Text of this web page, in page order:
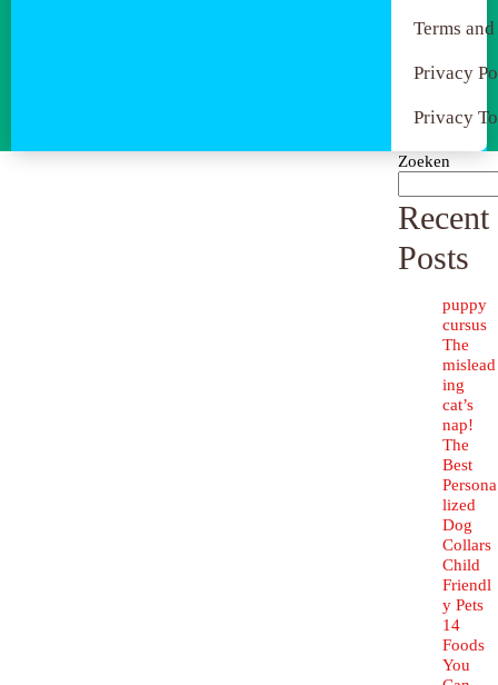
Terms
Privacy
Privacy
Zoeken
Recent
Posts
puppy
cursus
The
mislead
ing
cat’s
nap!
The
Best
Persona
lized
Dog
Collars
Child
Friendl
y Pets
14
Foods
You